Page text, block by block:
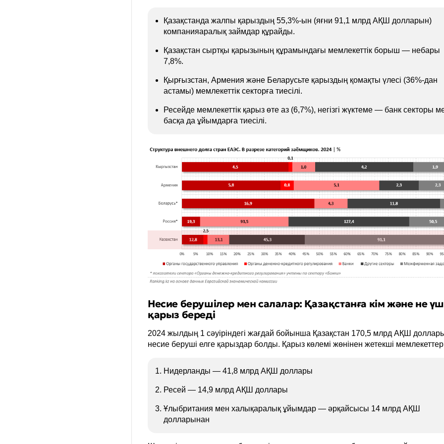
Қазақстанда жалпы қарыздың 55,3%-ын (яғни 91,1 млрд АҚШ долларын)
компанияаралық займдар құрайды.
Қазақстан сыртқы қарызының құрамындағы мемлекеттік борыш — небары
7,8%.
Қырғызстан, Армения және Беларусьте қарыздың қомақты үлесі (36%-дан
астамы) мемлекеттік секторға тиесілі.
Ресейде мемлекеттік қарыз өте аз (6,7%), негізгі жүктеме — банк секторы
басқа да ұйымдарға тиесілі.
Несие берушілер мен салалар: Қазақстанға кім және не
қарыз береді
2024 жылдың 1 сәуіріндегі жағдай бойынша Қазақстан 170,5 млрд АҚШ
несие беруші елге қарыздар болды. Қарыз көлемі жөнінен жетекші
Нидерланды — 41,8 млрд АҚШ доллары
Ресей — 14,9 млрд АҚШ доллары
Ұлыбритания мен халықаралық ұйымдар — әрқайсысы 14 млрд АҚШ
долларынан